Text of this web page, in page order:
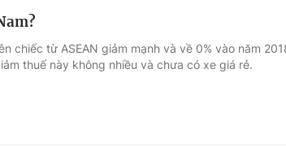
chiếc từ ASEAN giảm mạnh và về 0% vào năm
thuế này không nhiều và chưa có xe giá rẻ.